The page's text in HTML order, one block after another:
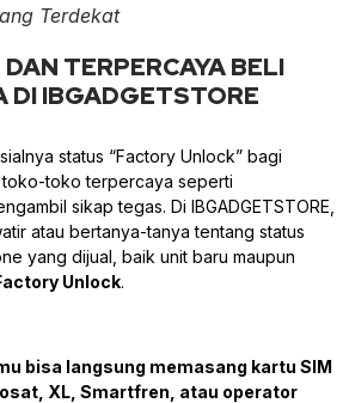
Terdekat
TERPERCAYA BELI
DI IBGADGETSTORE
status “Factory Unlock” bagi
toko terpercaya seperti
sikap tegas. Di IBGADGETSTORE,
atau bertanya-tanya tentang status
yang dijual, baik unit baru maupun
Unlock.
bisa langsung memasang kartu SIM
XL, Smartfren, atau operator